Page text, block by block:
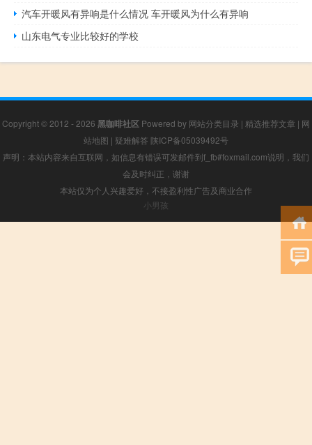
汽车开暖风有异响是什么情况 车开暖风为什么有异响
山东电气专业比较好的学校
Copyright © 2012 - 2026 黑咖啡社区 Powered by 网站分类目录 | 精选推荐文章 | 网
站地图 | 疑难解答 陕ICP备05039492号
声明：本站内容来自互联网，如信息有错误可发邮件到f_fb#foxmail.com说明，我们
会及时纠正，谢谢
本站仅为个人兴趣爱好，不接盈利性广告及商业合作
小男孩